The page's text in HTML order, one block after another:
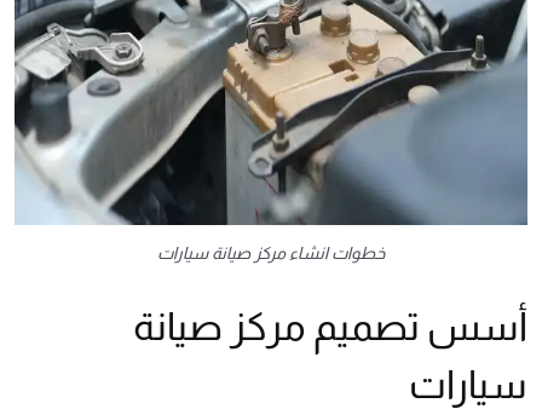
خطوات انشاء مركز صيانة سيارات
أسس تصميم مركز صيانة
سيارات